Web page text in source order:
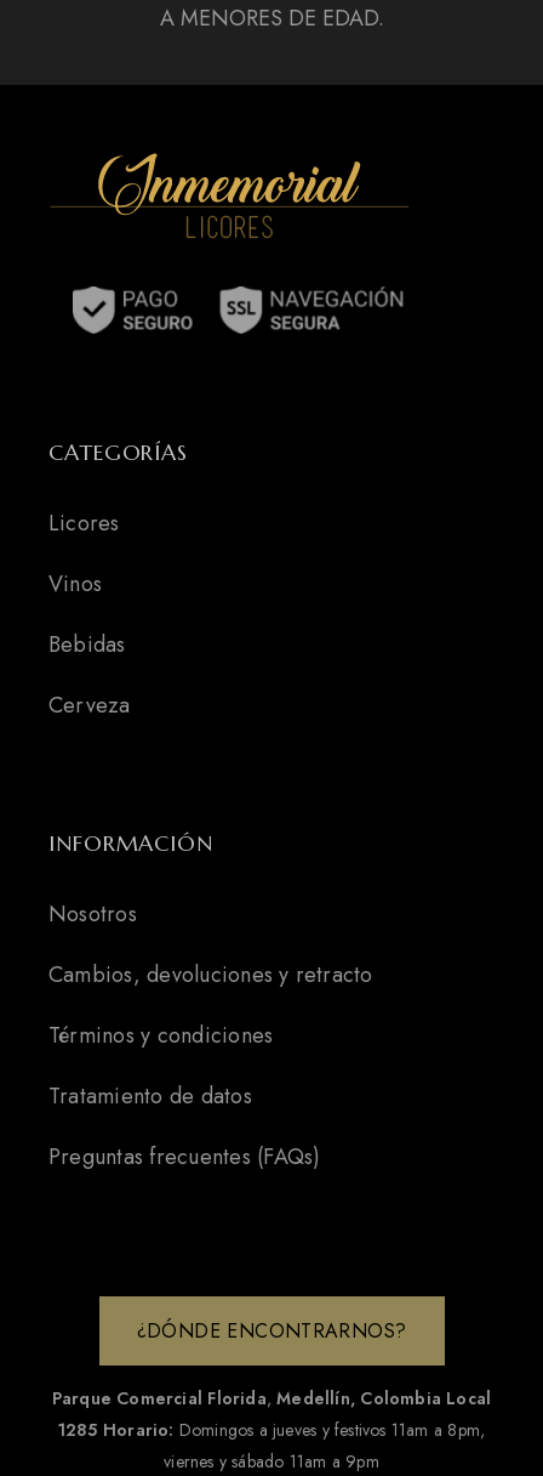
A MENORES DE EDAD.
CATEGORÍAS
Licores
Vinos
Bebidas
Cerveza
INFORMACIÓN
Nosotros
Cambios, devoluciones y retracto
Términos y condiciones
Tratamiento de datos
Preguntas frecuentes (FAQs)
¿DÓNDE ENCONTRARNOS?
Parque Comercial Florida,Medellín, Colombia Local
1285 Horario: Domingos a jueves y festivos 11am a 8pm,
viernes y sábado 11am a 9pm